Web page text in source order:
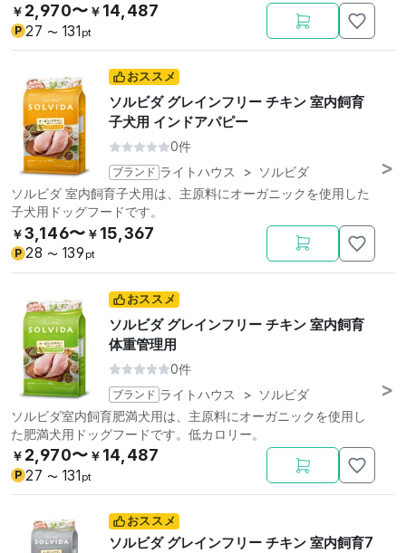
￥ 2,970〜 ￥ 14,487
P 27 〜 131 pt
おススメ
ソルビダ グレインフリー チキン 室内飼育
子犬用 インドアパピー
0件
ブランド ライトハウス >
ソルビダ
ソルビダ 室内飼育子犬用は、主原料にオーガニックを使用した
子犬用ドッグフードです。
￥3,146〜 ￥ 15,367
P 28 〜 139 pt
おススメ
ソルビダ グレインフリー チキン 室内飼育
体重管理用
0件
ブランド ライトハウス >
ソルビダ
ソルビダ室内飼育肥満犬用は、主原料にオーガニックを使用し
た肥満犬用ドッグフードです。低カロリー。
￥ 2,970〜 ￥ 14,487
P 27 〜 131 pt
おススメ
ソルビダ グレインフリー チキン 室内飼育7